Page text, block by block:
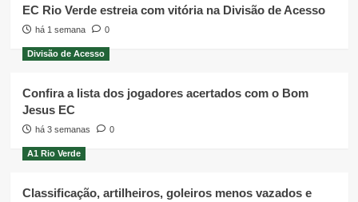
EC Rio Verde estreia com vitória na Divisão de Acesso
há 1 semana 0
Divisão de Acesso
Confira a lista dos jogadores acertados com o Bom
Jesus EC
há 3 semanas 0
A1 Rio Verde
Classificação, artilheiros, goleiros menos vazados e